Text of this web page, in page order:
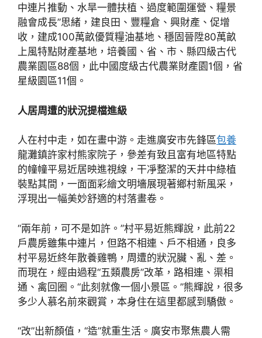
中連片推動、水旱一體扶植、過度範圍運營、糧景
融會成長”思緒，建良田、豐糧倉、興財產、促增
收，建成100萬畝優質糧油基地、穩固晉陞80萬畝
上風特點財產基地，培養國、省、市、縣四級古代
農業園區88個，此中國度級古代農業財產園1個，省
星級園區11個。
人居周遭的狀況提檔進級
人在村中走，如在畫中游。走進廣安市先鋒區包養
龍灘鎮許家村熊家院子，參差有致且富有地區特點
的幢幢平易近居映進視線，干凈整潔的天井中綠植
裝點其間，一面面彩繪文明墻展現著鄉村新風采，
浮現出一幅美妙舒適的村落畫卷。
“兩年前，可不是如許。”村平易近熊輝說，此前22
戶農房雖集中連片，但路不相連、戶不相通，良多
村平易近終年散養雞鴨，周遭的狀況臟、亂、差。
而現在，經由過程“五類農房”改革，路相連、渠相
通、禽回圈。“此刻就像一個小景區。”熊輝說，很多
多少人慕名前來觀賞，本身住在這里都感到驕傲。
“改”出新顏值，“造”就重生活。廣安市聚焦農人需